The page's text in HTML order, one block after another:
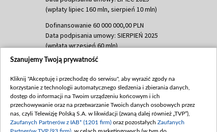
(wpłaty lipiec 160 mln, sierpień 10 mln)
Dofinansowanie 60 000 000,00 PLN
Data podpisania umowy: SIERPIEŃ 2025
(wpłata wrzesień 60 mln)
Dofinansowanie 635 783 051,21 PLN
(wpłata wrzesień 100 mln, październik 350
mln, listopad 265 mln)
Dofinansowanie 48 862 000,00 PLN
Data podpisania umowy: GRUDZIEŃ 2025
(wpłata grudzień 60,548 mln)
Szanujemy Twoją prywatność
Kliknij "Akceptuję i przechodzę do serwisu", aby wyrazić zgody na
korzystanie z technologii automatycznego śledzenia i zbierania danych,
dostęp do informacji na Twoim urządzeniu końcowym i ich
przechowywanie oraz na przetwarzanie Twoich danych osobowych przez
nas, czyli Telewizję Polską S.A. w likwidacji (zwaną dalej również „TVP”),
Zaufanych Partnerów z IAB* (1201 firm) oraz pozostałych Zaufanych